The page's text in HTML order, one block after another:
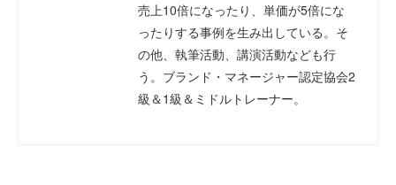
売上10倍になったり、単価が5倍にな
ったりする事例を生み出している。そ
の他、執筆活動、講演活動なども行
う。ブランド・マネージャー認定協会2
級＆1級＆ミドルトレーナー。